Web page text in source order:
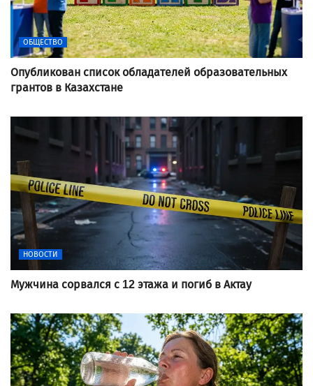
ОБЩЕСТВО
Опубликован список обладателей образовательных
грантов в Казахстане
НОВОСТИ
Мужчина сорвался с 12 этажа и погиб в Актау